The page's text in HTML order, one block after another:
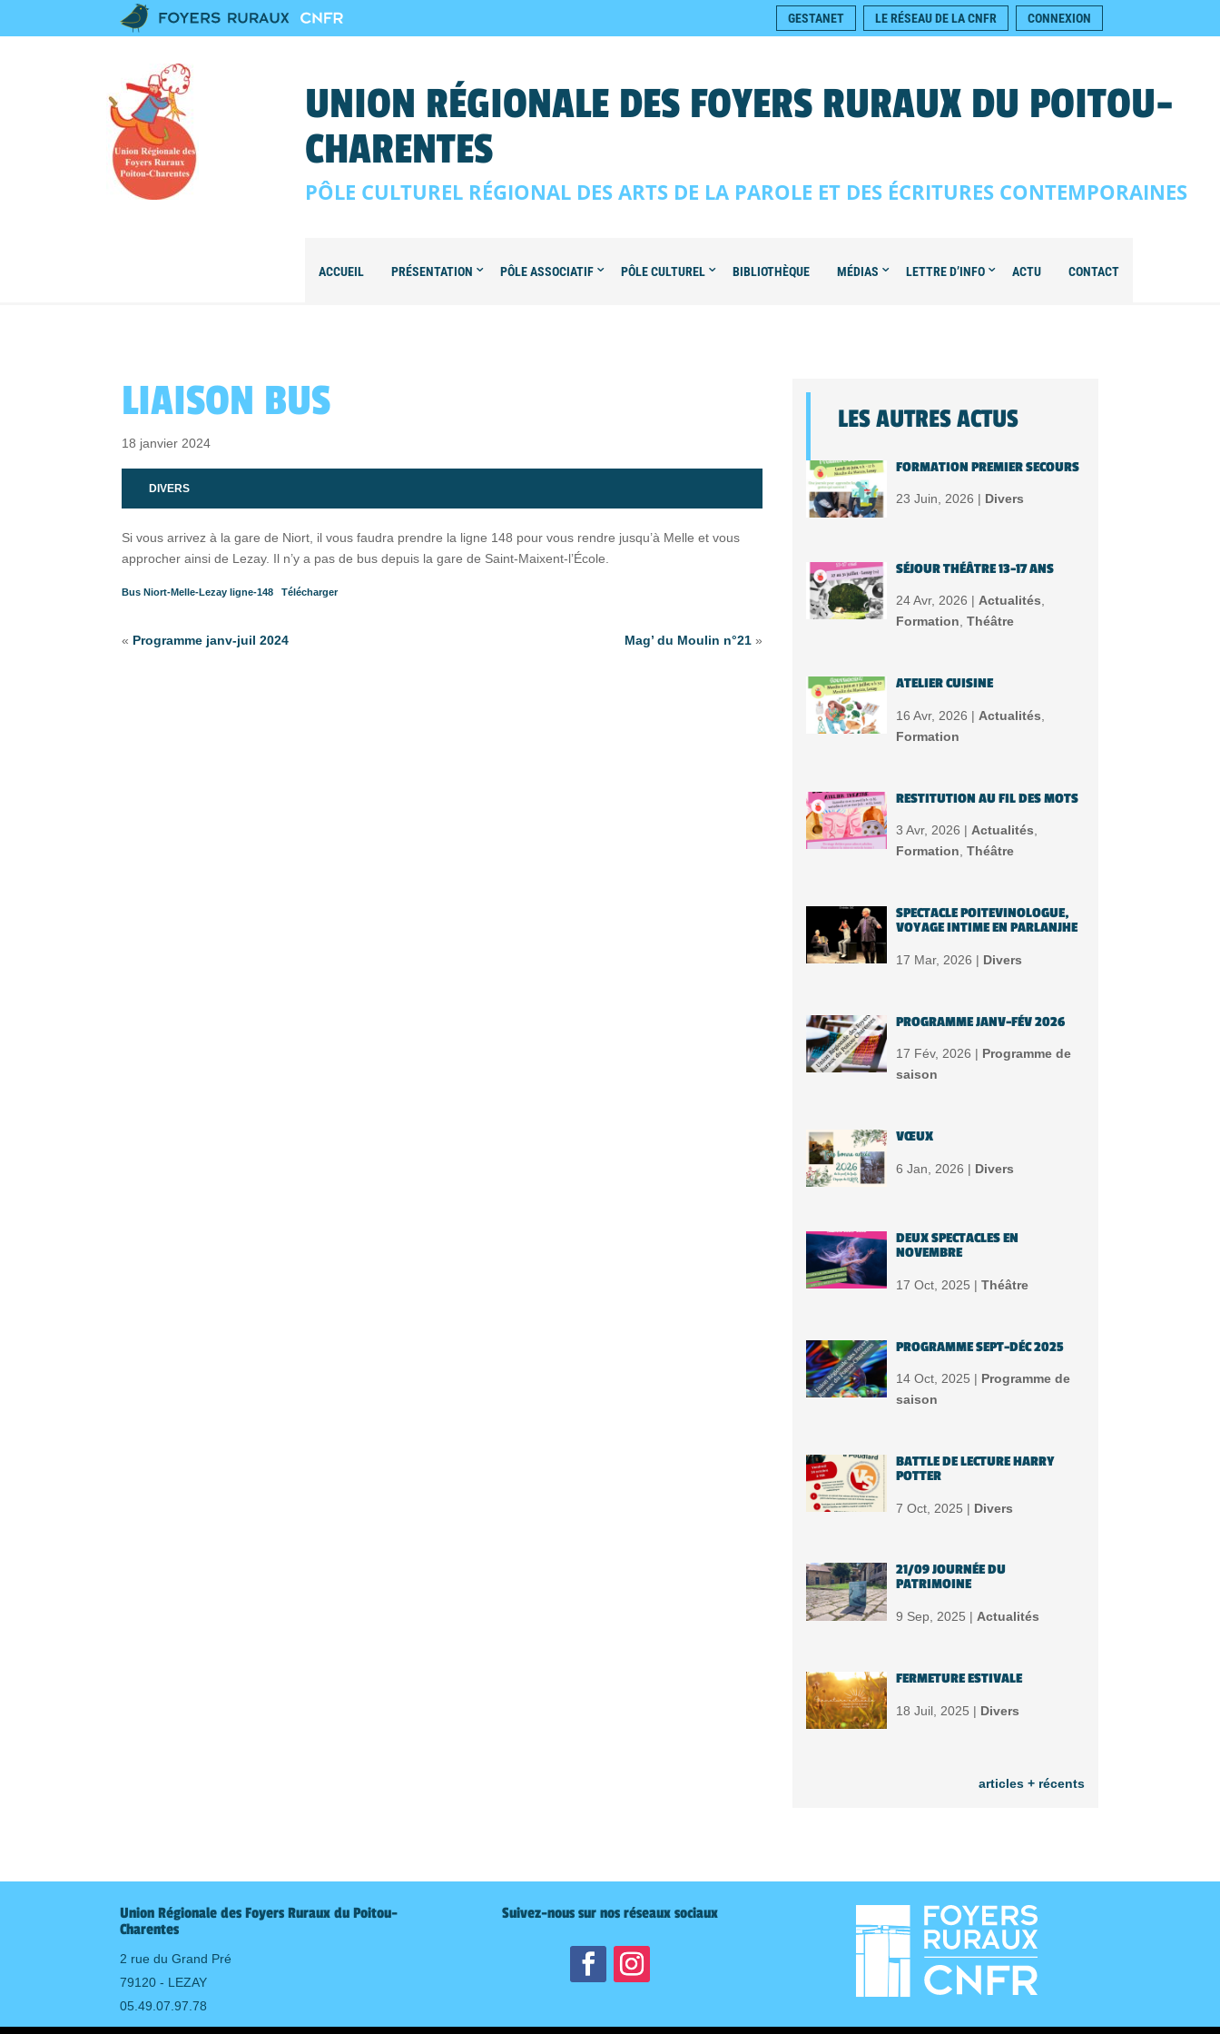
GESTANET LE RÉSEAU DE LA CNFR CONNEXION
UNION RÉGIONALE DES FOYERS RURAUX DU POITOU-
CHARENTES
PÔLE CULTUREL RÉGIONAL DES ARTS DE LA PAROLE ET DES ÉCRITURES CONTEMPORAINES
ACCUEIL PRÉSENTATION PÔLE ASSOCIATIF PÔLE CULTUREL BIBLIOTHÈQUE MÉDIAS LETTRE D’INFO ACTU CONTACT
LIAISON BUS
18 janvier 2024
DIVERS
Si vous arrivez à la gare de Niort, il vous faudra prendre la ligne 148 pour vous rendre jusqu’à Melle et vous
approcher ainsi de Lezay. Il n’y a pas de bus depuis la gare de Saint-Maixent-l’École.
Bus Niort-Melle-Lezay ligne-148 Télécharger
« Programme janv-juil 2024 Mag’ du Moulin n°21 »
LES AUTRES ACTUS
FORMATION PREMIER SECOURS
23 Juin, 2026 | Divers
SÉJOUR THÉÂTRE 13-17 ANS
24 Avr, 2026 | Actualités,
Formation, Théâtre
ATELIER CUISINE
16 Avr, 2026 | Actualités
Formation
RESTITUTION AU FIL DES MOTS
3 Avr, 2026 | Actualités,
Formation, Théâtre
SPECTACLE POITEVINOLOGUE,
VOYAGE INTIME EN PARLANJHE
17 Mar, 2026 | Divers
PROGRAMME JANV-FÉV 2026
17 Fév, 2026 | Programme de
saison
VŒUX
6 Jan, 2026 | Divers
DEUX SPECTACLES EN
NOVEMBRE
17 Oct, 2025 | Théâtre
PROGRAMME SEPT-DÉC 2025
14 Oct, 2025 | Programme de
saison
BATTLE DE LECTURE HARRY
POTTER
7 Oct, 2025 | Divers
21/09 JOURNÉE DU
PATRIMOINE
9 Sep, 2025 | Actualités
FERMETURE ESTIVALE
18 Juil, 2025 | Divers
articles + récents
Union Régionale des Foyers Ruraux du Poitou-
Charentes
2 rue du Grand Pré
79120 - LEZAY
05.49.07.97.78
Suivez-nous sur nos réseaux sociaux